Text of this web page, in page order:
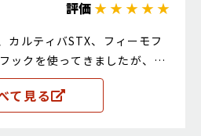
評価★ ★ ★ ★ ★
カルティバSTX、フィーモフ
ックを使ってきましたが、刺
さなど総合的にみてコスパ優
タイプは違いますが、バチ抜
て見る